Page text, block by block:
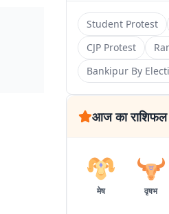
Student Protest
CJP Protest
Bankipur By
आज का राशिफल
मेष वृषभ